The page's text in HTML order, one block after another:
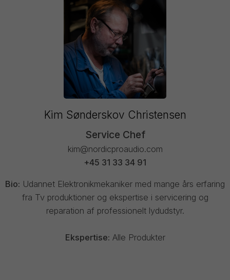
Kim Sønderskov Christensen
Service Chef
kim@nordicproaudio.com
+45 31 33 34 91
Bio: Udannet Elektronikmekaniker med mange års erfaring
fra Tv produktioner og ekspertise i servicering og
reparation af professionelt lydudstyr.
Ekspertise: Alle Produkter